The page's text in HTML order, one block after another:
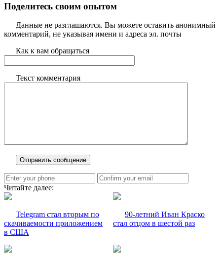
Поделитесь своим опытом
Данные не разглашаются. Вы можете оставить анонимный
комментарий, не указывая имени и адреса эл. почты
Как к вам обращаться
Текст комментария
Читайте далее:
Telegram стал вторым по
скачиваемости приложением
в США
90-летний Иван Краско
стал отцом в шестой раз